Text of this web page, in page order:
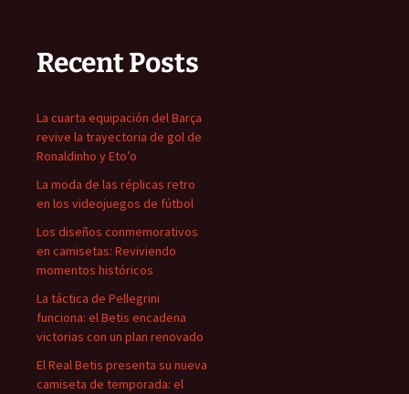
Recent Posts
La cuarta equipación del Barça
revive la trayectoria de gol de
Ronaldinho y Eto’o
La moda de las réplicas retro
en los videojuegos de fútbol
Los diseños conmemorativos
en camisetas: Reviviendo
momentos históricos
La táctica de Pellegrini
funciona: el Betis encadena
victorias con un plan renovado
El Real Betis presenta su nueva
camiseta de temporada: el